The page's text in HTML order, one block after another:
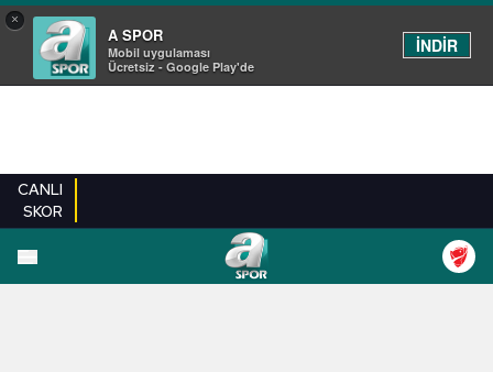
×
A SPOR
Mobil uygulaması
Ücretsiz - Google Play'de
İNDİR
CANLI
SKOR